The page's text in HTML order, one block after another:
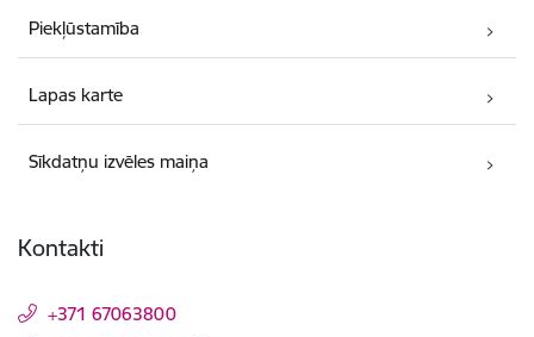
Piekļūstamība
Lapas karte
Sīkdatņu izvēles maiņa
Kontakti
+371 67063800